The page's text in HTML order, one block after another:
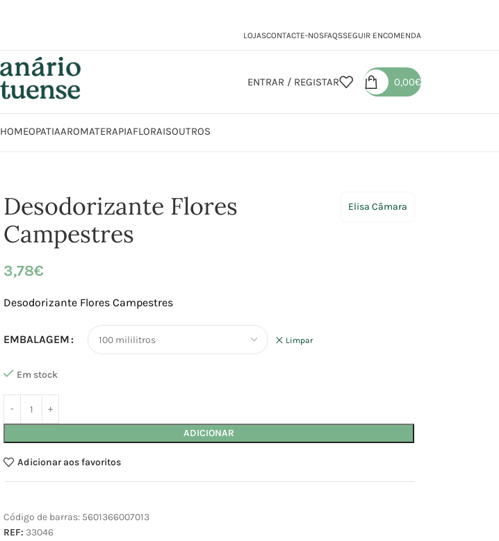
LOJASCONTACTE-NOSFAQSSEGUIR ENCOMENDA
ENTRAR / REGISTAR 0,00€
HOMEOPATIAAROMATERAPIAFLORAISOUTROS
Desodorizante Flores
Campestres
Elisa Câmara
3,78€
Desodorizante Flores Campestres
EMBALAGEM Limpar
Em stock
ADICIONAR
Adicionar aos favoritos
Código de barras: 5601366007013
REF: 33046